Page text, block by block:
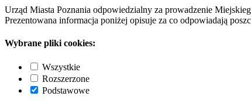
Urząd Miasta Poznania odpowiedzialny za prowadzenie
Prezentowana informacja poniżej opisuje za co odpowiadają
Wybrane pliki cookies:
Wszystkie
Rozszerzone
Podstawowe